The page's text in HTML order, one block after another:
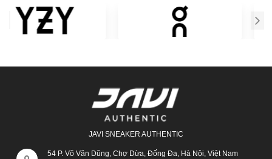
JAVI SNEAKER AUTHENTIC
54 P. Võ Văn Dũng, Chợ Dừa, Đống Đa, Hà Nội, Việt Nam